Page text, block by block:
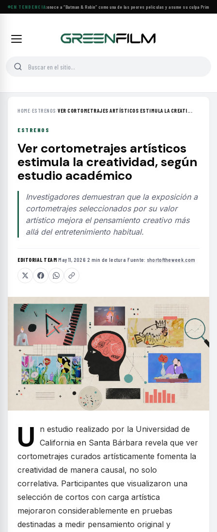
EN TENDENCIA
George Clooney reconoce a “Batman & Robin” como una de las peores películas y asume su culpa·Prime
HOME›ESTRENOS ›VER CORTOMETRAJES ARTÍSTICOS ESTIMULA LA CREATI...
ESTRENOS
Ver cortometrajes artísticos
estimula la creatividad, según
estudio académico
Investigadores demuestran que la exposición a
cortometrajes seleccionados por su valor
artístico mejora el pensamiento creativo más
allá del entretenimiento habitual.
EDITORIAL TEAM·May 11, 2026·2 min de lectura·Fuente: shortoftheweek.com
U
n estudio realizado por la Universidad de
California en Santa Bárbara revela que ver
cortometrajes curados artísticamente fomenta la
creatividad de manera causal, no solo
correlativa. Participantes que visualizaron una
selección de cortos con carga artística
mejoraron considerablemente en pruebas
destinadas a medir pensamiento original y